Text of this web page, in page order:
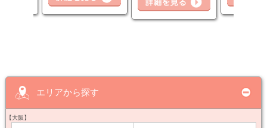
エリアから探す
【大阪】